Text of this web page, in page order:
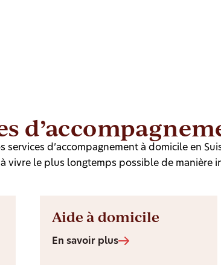
services d’accompagnement à domicile en
vivre le plus longtemps possible de manière
Aide à domicile
En savoir plus